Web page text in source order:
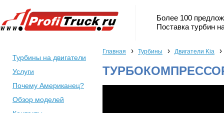
Более 100
Поставка турбин
Турбины на двигатели
Услуги
Почему Американец?
Обзор моделей
Главная › Турбины › Двигатели Kia ›
ТУРБОКОМПРЕССОР